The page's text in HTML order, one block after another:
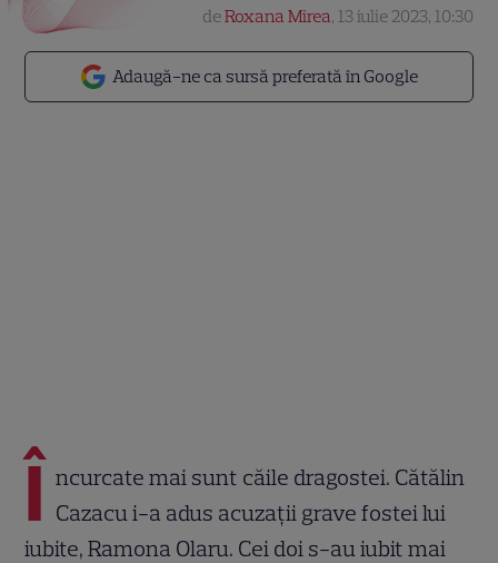
Adaugă-ne ca sursă preferată în Google
deRoxana Mirea, 13 iulie 2023, 10:30
Î ncurcate mai sunt căile dragostei. Cătălin
Cazacu i-a adus acuzații grave fostei lui
iubite, Ramona Olaru. Cei doi s-au iubit mai